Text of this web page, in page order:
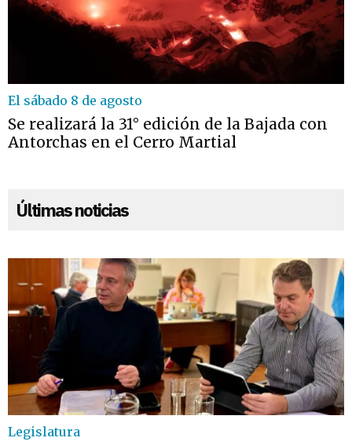
El sábado 8 de agosto
Se realizará la 31° edición de la Bajada con
Antorchas en el Cerro Martial
Últimas noticias
Legislatura